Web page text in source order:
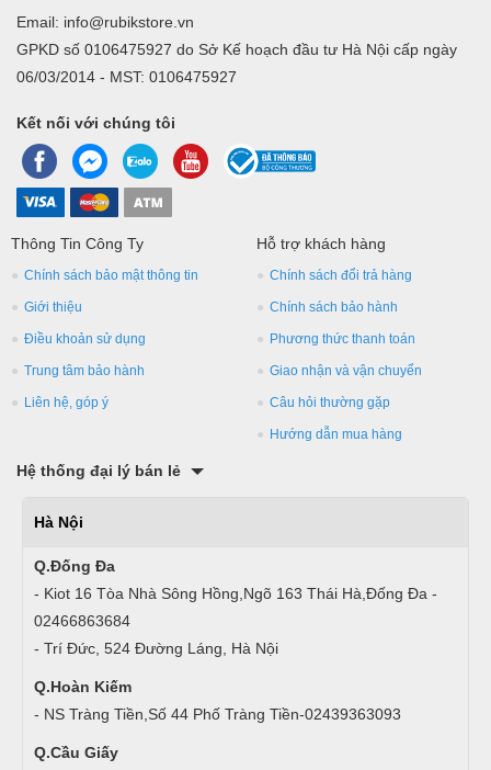
Email: info@rubikstore.vn
GPKD số 0106475927 do Sở Kế hoạch đầu tư Hà Nội cấp ngày
06/03/2014 - MST: 0106475927
Kết nối với chúng tôi
Thông Tin Công Ty
Chính sách bảo mật thông tin
Giới thiệu
Điều khoản sử dụng
Trung tâm bảo hành
Liên hệ, góp ý
Hỗ trợ khách hàng
Chính sách đổi trả hàng
Chính sách bảo hành
Phương thức thanh toán
Giao nhận và vận chuyển
Câu hỏi thường gặp
Hướng dẫn mua hàng
Hệ thống đại lý bán lẻ
Hà Nội
Q.Đống Đa
- Kiot 16 Tòa Nhà Sông Hồng,Ngõ 163 Thái Hà,Đống Đa -
02466863684
- Trí Đức, 524 Đường Láng, Hà Nội
Q.Hoàn Kiếm
- NS Tràng Tiền,Số 44 Phố Tràng Tiền-02439363093
Q.Cầu Giấy